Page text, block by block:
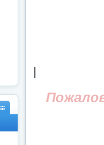
|